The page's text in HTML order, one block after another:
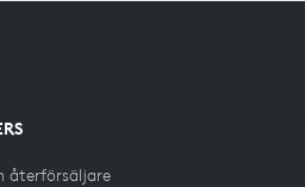
återförsäljare